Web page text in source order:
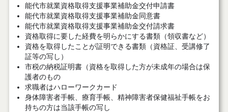
能代市就業資格取得支援事業補助金交付申請書
能代市就業資格取得支援事業補助金同意書
能代市就業資格取得支援事業補助金交付請求書
資格取得に要した経費を明らかにする書類（領収書など）
資格を取得したことが証明できる書類（資格証、受講修了
証等の写し）
市税の納税証明書（資格を取得した方が未成年の場合は保
護者のもの
求職者はハローワークカード
身体障害者手帳、療育手帳、精神障害者保健福祉手帳をお
持ちの方は当該手帳の写し